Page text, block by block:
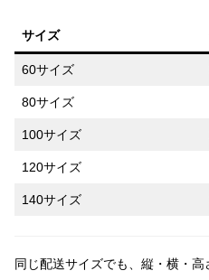
サイズ
60サイズ
80サイズ
100サイズ
120サイズ
140サイズ
同じ配送サイズでも、縦・横・